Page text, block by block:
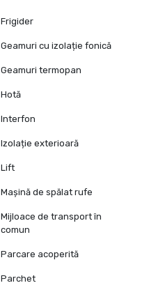
Frigider
Geamuri cu izolație fonică
Geamuri termopan
Hotă
Interfon
Izolație exterioară
Lift
Mașină de spălat rufe
Mijloace de transport în
comun
Parcare acoperită
Parchet